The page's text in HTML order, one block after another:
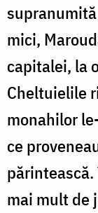
mici,
capitalei, la
Cheltuielile
monahilor
ce
mai mult de